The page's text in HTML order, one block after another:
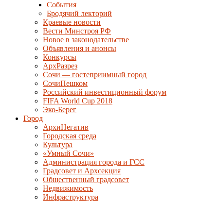
События
Бродячий лекторий
Краевые новости
Вести Минстроя РФ
Новое в законодательстве
Объявления и анонсы
Конкурсы
АрхРазрез
Сочи — гостеприимный город
СочиПешком
Российский инвестиционный форум
FIFA World Cup 2018
Эко-Берег
Город
АрхиНегатив
Городская среда
Культура
«Умный Сочи»
Администрация города и ГСС
Градсовет и Архсекция
Общественный градсовет
Недвижимость
Инфраструктура